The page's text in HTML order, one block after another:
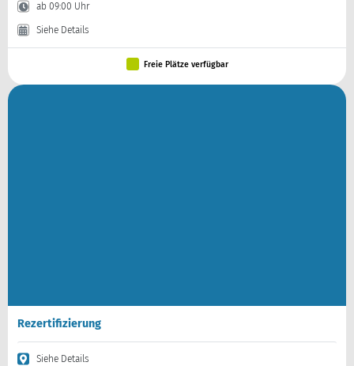
ab 09:00 Uhr
Siehe Details
Freie Plätze verfügbar
Rezertifizierung
Siehe Details